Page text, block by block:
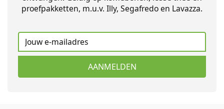
proefpakketten, m.u.v. Illy, Segafredo en Lavazza.
AANMELDEN